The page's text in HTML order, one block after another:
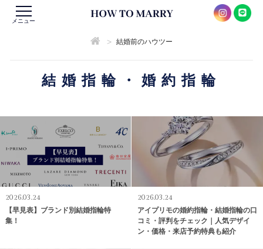
メニュー
> 結婚前のハウツー
結婚指輪・婚約指輪
2026.03.24
【早見表】ブランド別結婚指輪特
集！
2026.03.24
アイプリモの婚約指輪・結婚指輪の口
コミ・評判をチェック｜人気デザイ
ン・価格・来店予約特典も紹介